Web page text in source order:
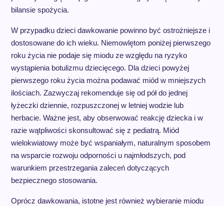
bilansie spożycia.
W przypadku dzieci dawkowanie powinno być ostrożniejsze i
dostosowane do ich wieku. Niemowlętom poniżej pierwszego
roku życia nie podaje się miodu ze względu na ryzyko
wystąpienia botulizmu dziecięcego. Dla dzieci powyżej
pierwszego roku życia można podawać miód w mniejszych
ilościach. Zazwyczaj rekomenduje się od pół do jednej
łyżeczki dziennie, rozpuszczonej w letniej wodzie lub
herbacie. Ważne jest, aby obserwować reakcję dziecka i w
razie wątpliwości skonsultować się z pediatrą. Miód
wielokwiatowy może być wspaniałym, naturalnym sposobem
na wsparcie rozwoju odporności u najmłodszych, pod
warunkiem przestrzegania zaleceń dotyczących
bezpiecznego stosowania.
Oprócz dawkowania, istotne jest również wybieranie miodu